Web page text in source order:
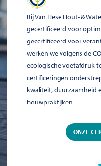
Bij Van Hese Hout- &
gecertificeerd voor
gecertificeerd voor
werken we volgens de
ecologische voetafdruk
certificeringen
kwaliteit, duurzaamheid
bouwpraktijken.
ONZE